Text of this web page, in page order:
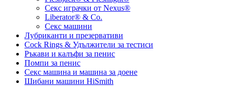
Секс играчки от Nexus®
Liberator® & Co.
Секс машини
Лубриканти и презервативи
Cock Rings & Удължители за тестиси
Ръкави и калъфи за пенис
Помпи за пенис
Секс машина и машина за доене
Шибани машини HiSmith